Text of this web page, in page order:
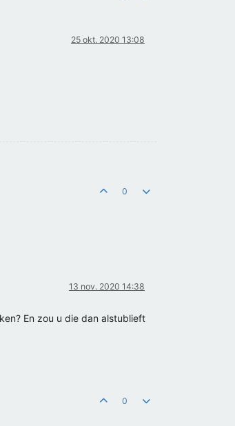
25 okt. 2020 13:08
0
13 nov. 2020 14:38
En zou u die dan alstublieft
0